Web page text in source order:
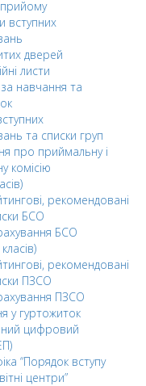
вступних
дверей
листи
навчання та
та списки груп
про приймальну і
комісію
рекомендовані
БСО
БСО
рекомендовані
ПЗСО
ПЗСО
у гуртожиток
цифровий
“Порядок вступу
центри”